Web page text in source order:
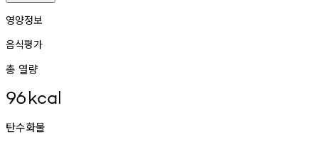
영양정보
음식평가
총 열량
96kcal
탄수화물